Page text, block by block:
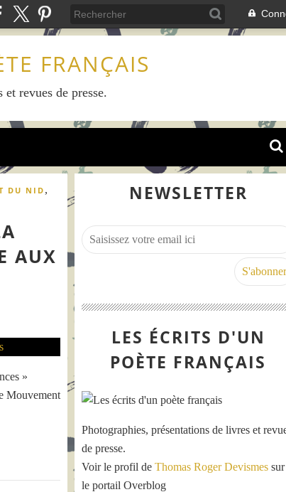
FRANÇAIS
revues de presse.
DU NID ,
AUX
»
Mouvement
NEWSLETTER
LES ÉCRITS D'UN
POÈTE FRANÇAIS
Photographies, présentations de livres et
de presse.
Voir le profil de Thomas Roger Devismes sur
le portail Overblog